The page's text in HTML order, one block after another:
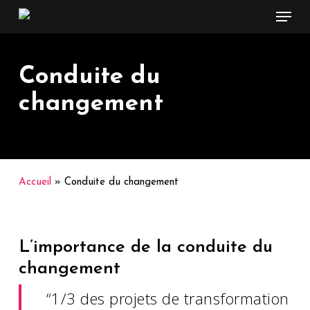
content
Menu
Conduite du
changement
Accueil » Conduite du changement
L’importance de la conduite du
changement
“1/3 des projets de transformation